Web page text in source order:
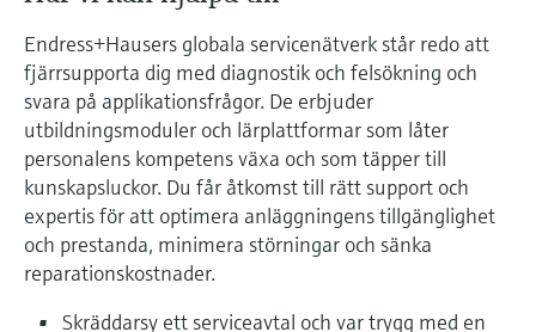
Hitta produktspecifik information och
dokumentation
Sök efter reservdelar
Hitta reservdelar efter produktrot, orderkod
eller serienummer
Handla allt
Microwave transmission
measurement
Memosens technology
Handla allt
Endress+Hausers globala servicenätverk står redo att
fjärrsupporta dig med diagnostik och felsökning och
svara på applikationsfrågor. De erbjuder
utbildningsmoduler och lärplattformar som låter
personalens kompetens växa och som täpper till
kunskapsluckor. Du får åtkomst till rätt support och
expertis för att optimera anläggningens tillgänglighet
och prestanda, minimera störningar och sänka
reparationskostnader.
Skräddarsy ett serviceavtal och var trygg med en